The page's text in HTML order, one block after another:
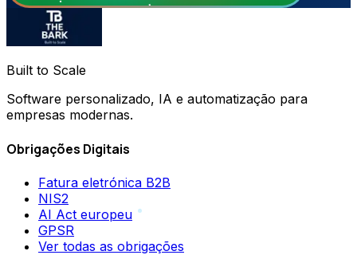
Built to Scale
Software personalizado, IA e automatização para
empresas modernas.
Obrigações Digitais
Fatura eletrónica B2B
NIS2
AI Act europeu
GPSR
Ver todas as obrigações